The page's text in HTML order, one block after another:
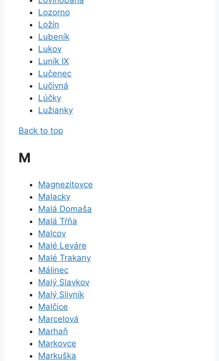
Lozorno
Ložín
Lubeník
Lukov
Luník IX
Lučenec
Lučivná
Lúčky
Lužianky
Back to top
M
Magnezitovce
Malacky
Malá Domaša
Malá Tŕňa
Malcov
Malé Leváre
Malé Trakany
Málinec
Malý Slavkov
Malý Slivník
Malčice
Marcelová
Marhaň
Markovce
Markuška